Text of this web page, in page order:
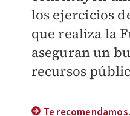
los ejercicios
que realiza la
aseguran un
recursos
Te